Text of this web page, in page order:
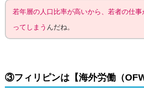
若年層の人口比率が高いから、若者の仕事
ってしまう んだね。
③フィリピンは【海外労働（